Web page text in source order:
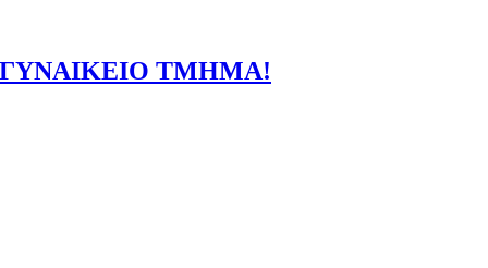
ΤΜΗΜΑ!